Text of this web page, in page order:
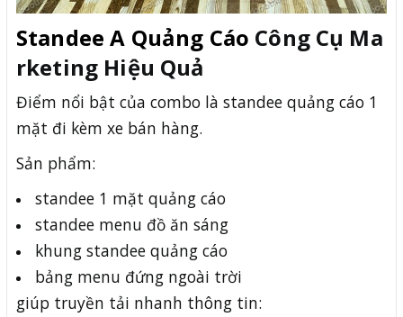
Standee A Quảng Cáo Công Cụ Ma
rketing Hiệu Quả
Điểm nổi bật của combo là standee quảng cáo 1
mặt đi kèm xe bán hàng.
Sản phẩm:
standee 1 mặt quảng cáo
standee menu đồ ăn sáng
khung standee quảng cáo
bảng menu đứng ngoài trời
giúp truyền tải nhanh thông tin: